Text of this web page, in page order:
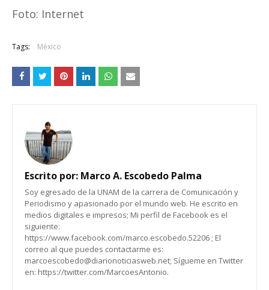
Foto: Internet
Tags: México
Escrito por: Marco A. Escobedo Palma
Soy egresado de la UNAM de la carrera de Comunicación y
Periodismo y apasionado por el mundo web. He escrito en
medios digitales e impresos; Mi perfil de Facebook es el
siguiente:
https://www.facebook.com/marco.escobedo.52206 ; El
correo al que puedes contactarme es:
marcoescobedo@diarionoticiasweb.net; Sígueme en Twitter
en: https://twitter.com/MarcoesAntonio.